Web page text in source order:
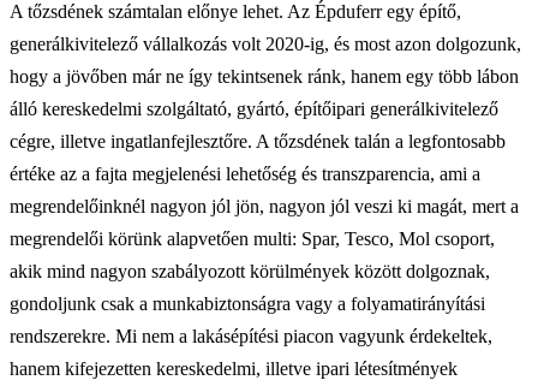
A tőzsdének számtalan előnye lehet. Az Épduferr egy építő,
generálkivitelező vállalkozás volt 2020-ig, és most azon dolgozunk,
hogy a jövőben már ne így tekintsenek ránk, hanem egy több lábon
álló kereskedelmi szolgáltató, gyártó, építőipari generálkivitelező
cégre, illetve ingatlanfejlesztőre. A tőzsdének talán a legfontosabb
értéke az a fajta megjelenési lehetőség és transzparencia, ami a
megrendelőinknél nagyon jól jön, nagyon jól veszi ki magát, mert a
megrendelői körünk alapvetően multi: Spar, Tesco, Mol csoport,
akik mind nagyon szabályozott körülmények között dolgoznak,
gondoljunk csak a munkabiztonságra vagy a folyamatirányítási
rendszerekre. Mi nem a lakásépítési piacon vagyunk érdekeltek,
hanem kifejezetten kereskedelmi, illetve ipari létesítmények